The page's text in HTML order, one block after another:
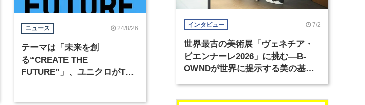
ニュース 24/8/26
テーマは「未来を創
る“CREATE THE
FUTURE”」、ユニクロがTシ
インタビュー 7/2
世界最古の美術展「ヴェネチア・
ビエンナーレ2026」に挑む―B-
OWNDが世界に提示する美の基準